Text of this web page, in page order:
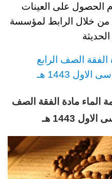
الحصول على العينات
من خلال الرابط لمؤسسة
الصف الرابع
1443 هـ
الماء مادة الفقة الصف
1443 هـ